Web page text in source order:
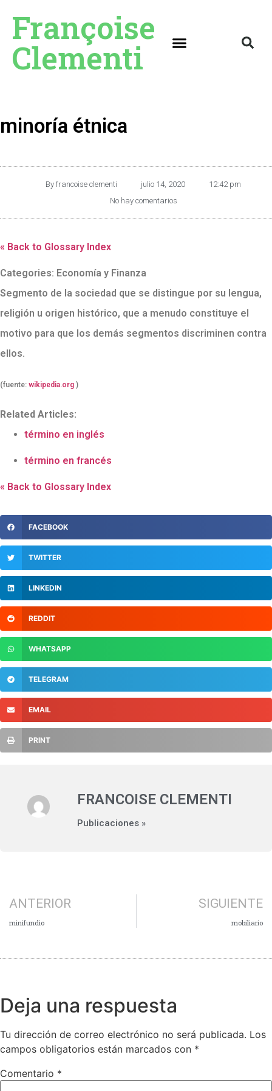
Françoise
Clementi
minoría étnica
By francoise clementi julio 14, 2020
12:42 pm
No hay comentarios
« Back to Glossary Index
Categories: Economía y Finanza
Segmento de la sociedad que se distingue por su lengua,
religión u origen histórico, que a menudo constituye el
motivo para que los demás segmentos discriminen contra
ellos.
(fuente: wikipedia.org )
Related Articles:
término en inglés
término en francés
« Back to Glossary Index
FACEBOOK
TWITTER
LINKEDIN
REDDIT
WHATSAPP
TELEGRAM
EMAIL
PRINT
FRANCOISE CLEMENTI
Publicaciones »
ANTERIOR
minifundio
SIGUIENTE
mobiliario
Deja una respuesta
Tu dirección de correo electrónico no será publicada. Los
campos obligatorios están marcados con *
Comentario *